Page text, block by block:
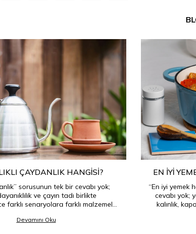
ÇAYDANLIK HANGISI?
sorusunun tek bir cevabı yok;
ve çayın tadı birlikte
farklı senaryolara farklı malzemeler
Devamını Oku
EN IYI
“En iyi yemek
cevabı yok;
kalınlık,